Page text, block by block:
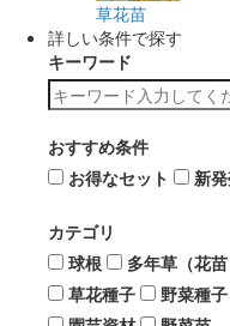
草花苗
詳しい条件で探す
キーワード
おすすめ条件
お得なセット
新
カテゴリ
球根
多年草（花苗
草花種子
野菜種子